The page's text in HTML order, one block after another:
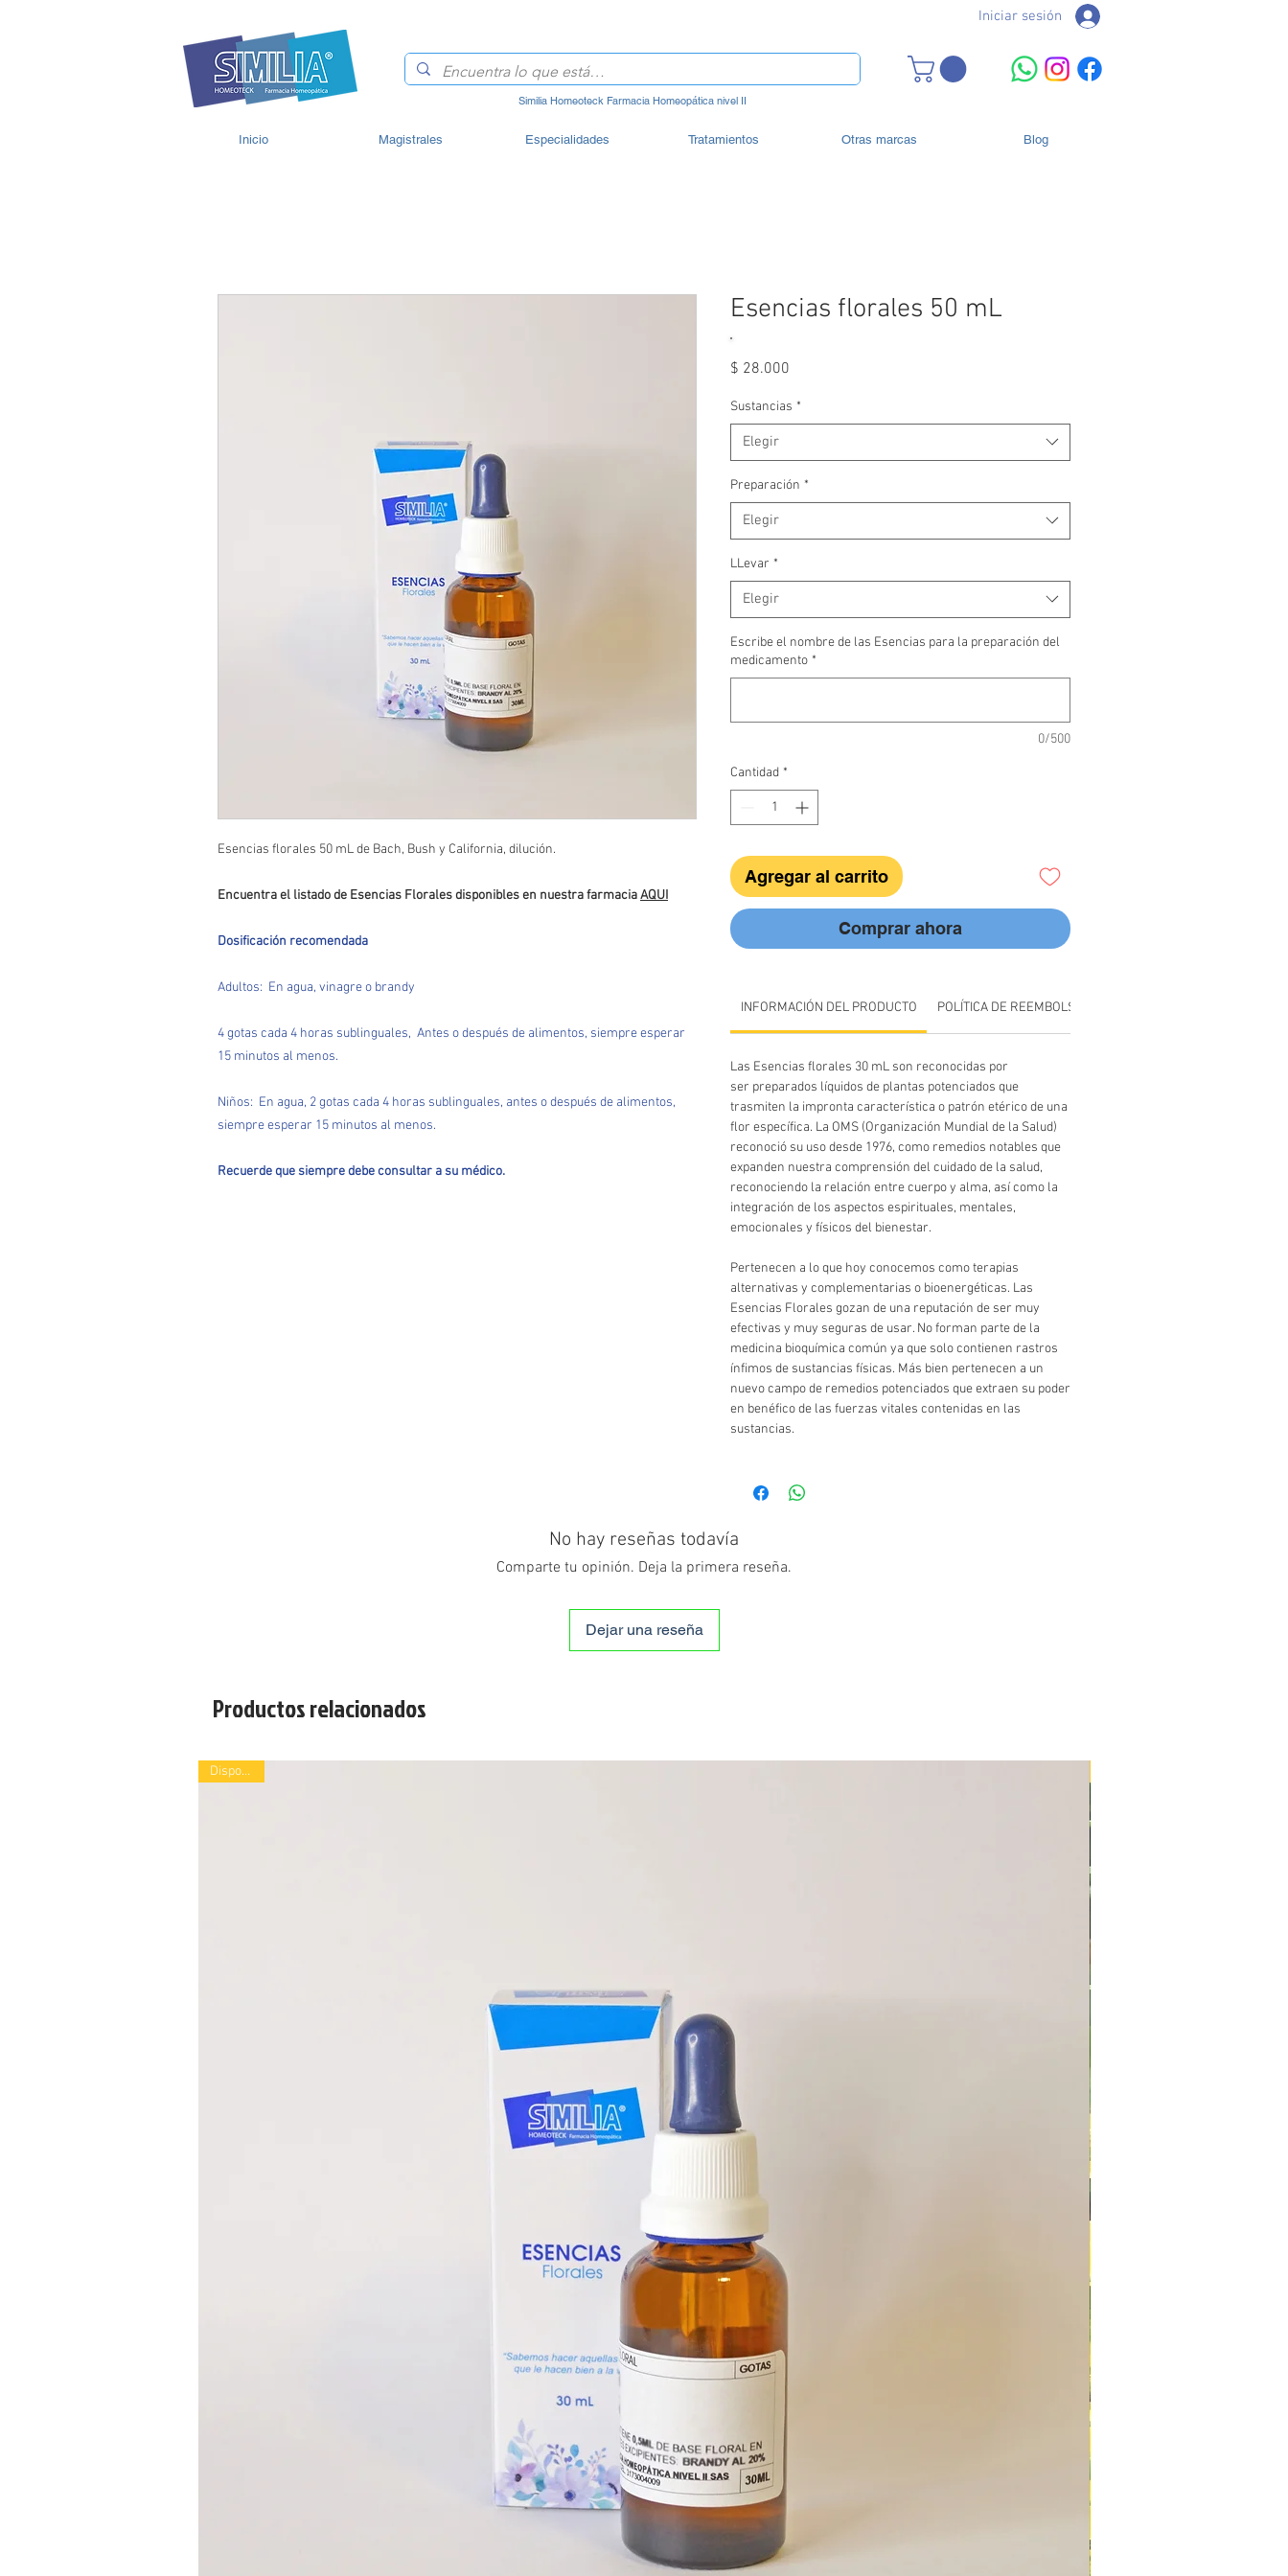
Iniciar sesión
Similia Homeoteck Farmacia Homeopática nivel II
Inicio Magistrales Especialidades Tratamientos Otras marcas Blog
Esencias florales 50 mL de Bach, Bush y California, dilución.
Encuentra el listado de Esencias Florales disponibles en nuestra farmaciaAQUI
Dosificación recomendada
Adultos: En agua, vinagre o brandy
4 gotas cada 4 horas sublinguales, Antes o después de alimentos, siempre esperar
15 minutos al menos.
Niños: En agua, 2 gotas cada 4 horas sublinguales, antes o después de alimentos,
siempre esperar 15 minutos al menos.
Recuerde que siempre debe consultar a su médico.
Esencias florales 50 mL
$ 28.000
Sustancias *
Elegir
Preparación *
Elegir
LLevar *
Elegir
Escribe el nombre de las Esencias para la preparación del
medicamento *
0/500
Cantidad *
Agregar al carrito
Comprar ahora
INFORMACIÓN DEL PRODUCTO POLÍTICA DE REEMBOLSO Y DEVOLUCIÓN
Las Esencias florales 30 mL son reconocidas por
ser preparados líquidos de plantas potenciados que
trasmiten la impronta característica o patrón etérico de una
flor específica. La OMS (Organización Mundial de la Salud)
reconoció su uso desde 1976, como remedios notables que
expanden nuestra comprensión del cuidado de la salud,
reconociendo la relación entre cuerpo y alma, así como la
integración de los aspectos espirituales, mentales,
emocionales y físicos del bienestar.
​Pertenecen a lo que hoy conocemos como terapias
alternativas y complementarias o bioenergéticas. Las
Esencias Florales gozan de una reputación de ser muy
efectivas y muy seguras de usar. No forman parte de la
medicina bioquímica común ya que solo contienen rastros
ínfimos de sustancias físicas. Más bien pertenecen a un
nuevo campo de remedios potenciados que extraen su poder
en benéfico de las fuerzas vitales contenidas en las
sustancias.
No hay reseñas todavía
Comparte tu opinión. Deja la primera reseña.
Dejar una reseña
Productos relacionados
Disponible